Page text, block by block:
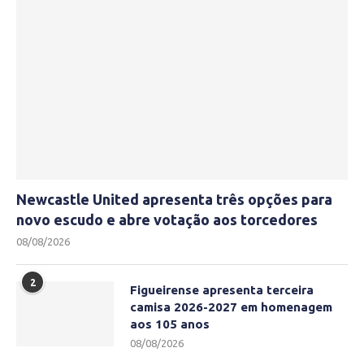
Newcastle United apresenta três opções para
novo escudo e abre votação aos torcedores
08/08/2026
2
Figueirense apresenta terceira
camisa 2026-2027 em homenagem
aos 105 anos
08/08/2026